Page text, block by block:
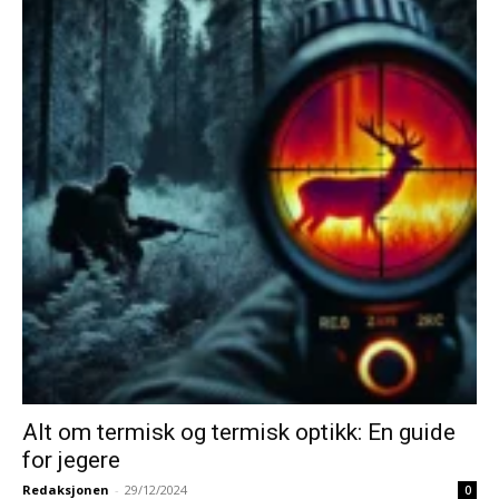
Alt om termisk og termisk optikk: En guide
for jegere
Redaksjonen - 29/12/2024 0